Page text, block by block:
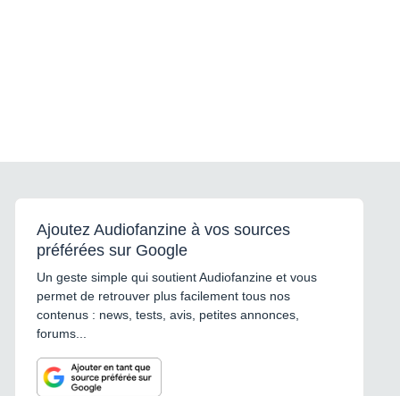
Ajoutez Audiofanzine à vos sources
préférées sur Google
Un geste simple qui soutient Audiofanzine et vous
permet de retrouver plus facilement tous nos
contenus : news, tests, avis, petites annonces,
forums...